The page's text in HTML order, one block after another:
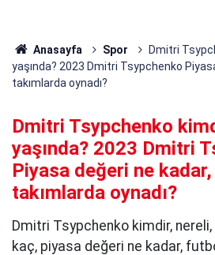
Anasayfa Spor
Dmitri
yaşında? 2023 Dmitri Tsypchenko
takımlarda oynadı?
Dmitri Tsypchenko
yaşında? 2023 Dmitri
Piyasa değeri ne
takımlarda oynadı?
Dmitri Tsypchenko kimdir, nereli,
kaç, piyasa değeri ne kadar,